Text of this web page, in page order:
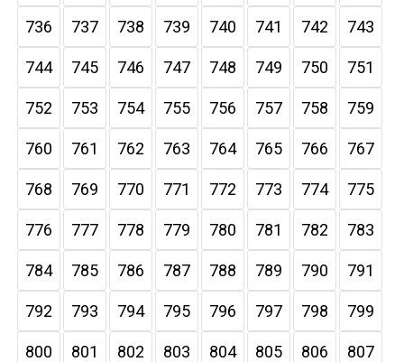
736 737 738 739 740 741 742 743
744 745 746 747 748 749 750 751
752 753 754 755 756 757 758 759
760 761 762 763 764 765 766 767
768 769 770 771 772 773 774 775
776 777 778 779 780 781 782 783
784 785 786 787 788 789 790 791
792 793 794 795 796 797 798 799
800 801 802 803 804 805 806 807